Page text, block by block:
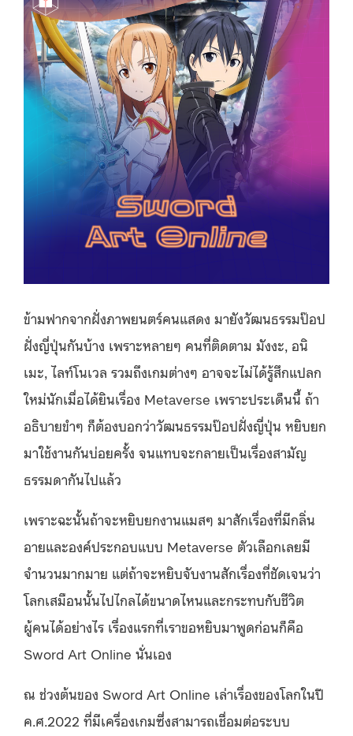
ข้ามฟากจากฝั่งภาพยนตร์คนแสดง มายังวัฒนธรรมป๊อป
ฝั่งญี่ปุ่นกันบ้าง เพราะหลายๆ คนที่ติดตาม มังงะ, อนิ
เมะ, ไลท์โนเวล รวมถึงเกมต่างๆ อาจจะไม่ได้รู้สึกแปลก
ใหม่นักเมื่อได้ยินเรื่อง Metaverse เพราะประเด็นนี้ ถ้า
อธิบายขำๆ ก็ต้องบอกว่าวัฒนธรรมป๊อปฝั่งญี่ปุ่น หยิบยก
มาใช้งานกันบ่อยครั้ง จนแทบจะกลายเป็นเรื่องสามัญ
ธรรมดากันไปแล้ว
เพราะฉะนั้นถ้าจะหยิบยกงานแมสๆ มาสักเรื่องที่มีกลิ่น
อายและองค์ประกอบแบบ Metaverse ตัวเลือกเลยมี
จำนวนมากมาย แต่ถ้าจะหยิบจับงานสักเรื่องที่ชัดเจนว่า
โลกเสมือนนั้นไปไกลได้ขนาดไหนและกระทบกับชีวิต
ผู้คนได้อย่างไร เรื่องแรกที่เราขอหยิบมาพูดก่อนก็คือ
Sword Art Online นั่นเอง
ณ ช่วงต้นของ Sword Art Online เล่าเรื่องของโลกในปี
ค.ศ.2022 ที่มีเครื่องเกมซึ่งสามารถเชื่อมต่อระบบ